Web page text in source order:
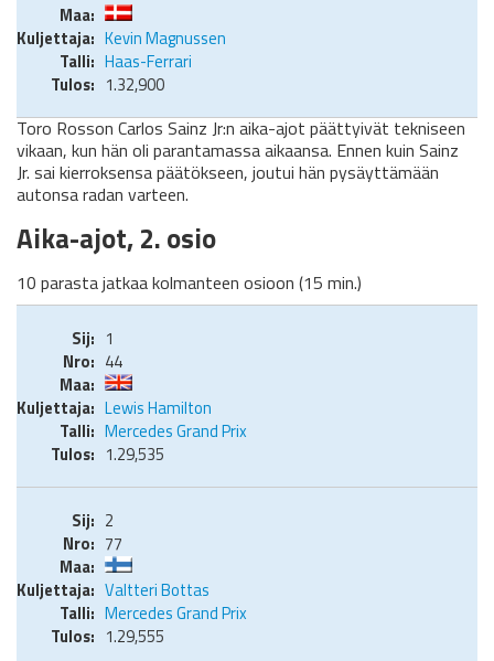
Kevin Magnussen
Haas-Ferrari
1.32,900
Toro Rosson Carlos Sainz Jr:n aika-ajot päättyivät tekniseen
vikaan, kun hän oli parantamassa aikaansa. Ennen kuin Sainz
Jr. sai kierroksensa päätökseen, joutui hän pysäyttämään
autonsa radan varteen.
Aika-ajot, 2. osio
10 parasta jatkaa kolmanteen osioon (15 min.)
1
44
Lewis Hamilton
Mercedes Grand Prix
1.29,535
2
77
Valtteri Bottas
Mercedes Grand Prix
1.29,555